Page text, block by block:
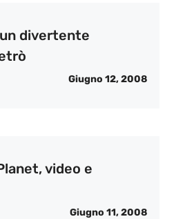
divertente
Giugno 12, 2008
video e
Giugno 11, 2008